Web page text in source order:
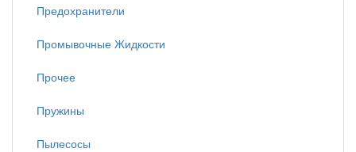
Предохранители
Промывочные Жидкости
Прочее
Пружины
Пылесосы